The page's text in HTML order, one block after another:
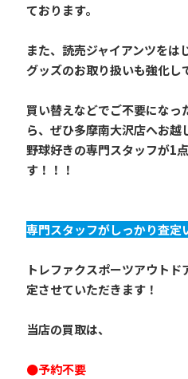
ております。
また、読売ジャイアンツをは
グッズのお取り扱いも強化し
買い替えなどでご不要になっ
ら、ぜひ多摩南大沢店へお越
野球好きの専門スタッフが1
す！！！
専門スタッフがしっかり査定
トレファクスポーツアウト
定させていただきます！
当店の買取は、
●予約不要